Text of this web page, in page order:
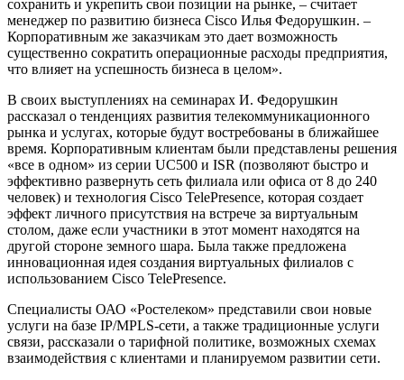
сохранить и укрепить свои позиции на рынке, – считает
менеджер по развитию бизнеса Cisco Илья Федорушкин. –
Корпоративным же заказчикам это дает возможность
существенно сократить операционные расходы предприятия,
что влияет на успешность бизнеса в целом».
В своих выступлениях на семинарах И. Федорушкин
рассказал о тенденциях развития телекоммуникационного
рынка и услугах, которые будут востребованы в ближайшее
время. Корпоративным клиентам были представлены решения
«все в одном» из серии UC500 и ISR (позволяют быстро и
эффективно развернуть сеть филиала или офиса от 8 до 240
человек) и технология Cisco TelePresence, которая создает
эффект личного присутствия на встрече за виртуальным
столом, даже если участники в этот момент находятся на
другой стороне земного шара. Была также предложена
инновационная идея создания виртуальных филиалов с
использованием Cisco TelePresence.
Специалисты ОАО «Ростелеком» представили свои новые
услуги на базе IP/MPLS-сети, а также традиционные услуги
связи, рассказали о тарифной политике, возможных схемах
взаимодействия с клиентами и планируемом развитии сети.